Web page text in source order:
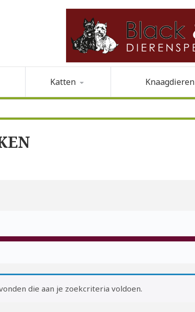
Katten Knaagdieren
die aan je zoekcriteria voldoen.